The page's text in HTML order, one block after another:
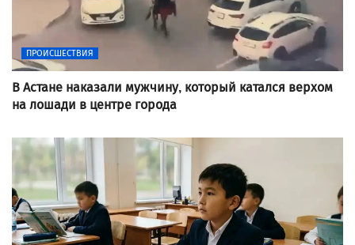
ПРОИСШЕСТВИЯ
В Астане наказали мужчину, который катался верхом
на лошади в центре города